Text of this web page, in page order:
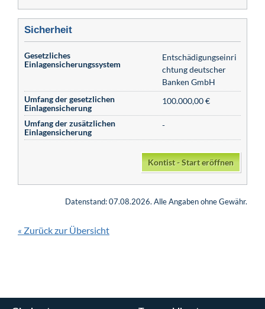
Sicherheit
Gesetzliches
Einlagensicherungssystem
Entschädigungseinri
chtung deutscher
Banken GmbH
Umfang der gesetzlichen
Einlagensicherung
100.000,00 €
Umfang der zusätzlichen
Einlagensicherung
-
Kontist - Start eröffnen
Datenstand: 07.08.2026. Alle Angaben ohne Gewähr.
« Zurück zur Übersicht